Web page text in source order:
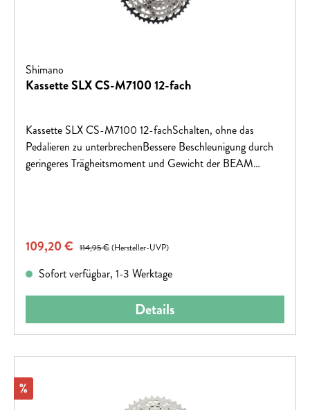
Shimano
Kassette SLX CS-M7100 12-fach
Kassette SLX CS-M7100 12-fachSchalten, ohne das
Pedalieren zu unterbrechenBessere Beschleunigung durch
geringeres Trägheitsmoment und Gewicht der BEAM
Verkaufspreis:
109,20 € Regulärer Preis:
114,95 €(Hersteller-UVP)
Sofort verfügbar, 1-3 Werktage
Details
Rabatt
%